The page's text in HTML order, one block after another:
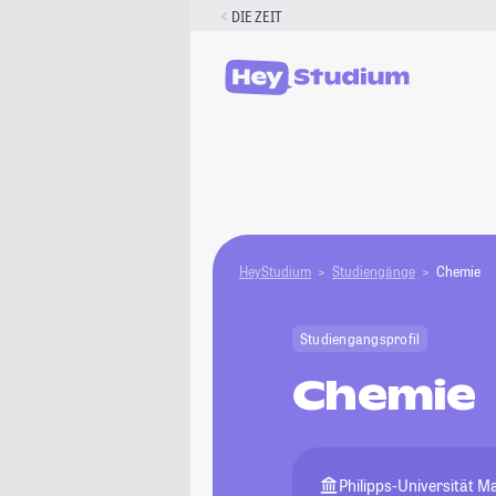
DIE ZEIT
HeyStudium Studiengänge Chemie
Studiengangsprofil
Chemie
Philipps-Universität